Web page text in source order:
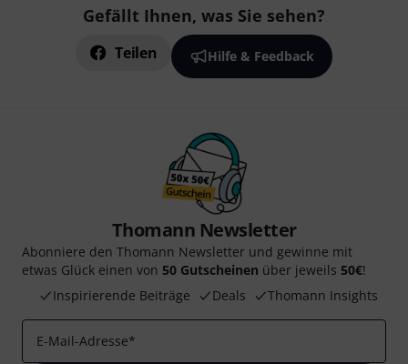
Gefällt Ihnen, was Sie sehen?
Teilen Hilfe & Feedback
Thomann Newsletter
Abonniere den Thomann Newsletter und gewinne mit
etwas Glück einen von 50 Gutscheinen über jeweils 50€!
Inspirierende Beiträge
Deals Thomann Insights
E-Mail-Adresse*